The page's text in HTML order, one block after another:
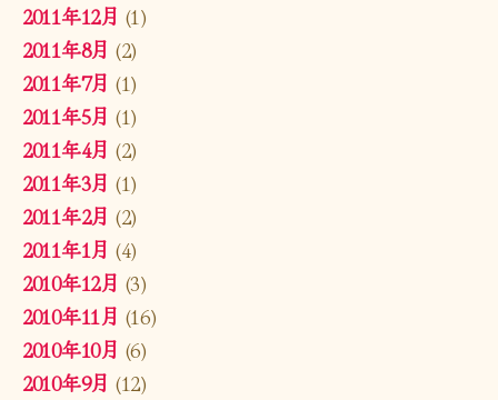
2011年12月 (1)
2011年8月 (2)
2011年7月 (1)
2011年5月 (1)
2011年4月 (2)
2011年3月 (1)
2011年2月 (2)
2011年1月 (4)
2010年12月 (3)
2010年11月 (16)
2010年10月 (6)
2010年9月 (12)